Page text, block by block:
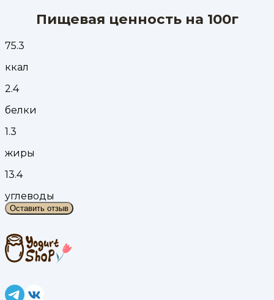
Пищевая ценность на 100г
75.3
ккал
2.4
белки
1.3
жиры
13.4
углеводы
Оставить отзыв